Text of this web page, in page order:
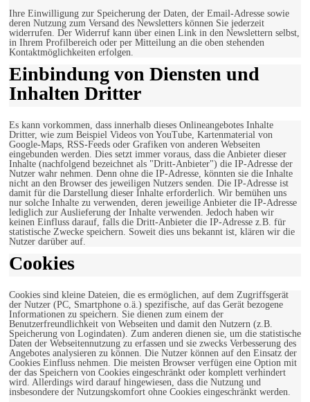
Ihre Einwilligung zur Speicherung der Daten, der Email-Adresse sowie
deren Nutzung zum Versand des Newsletters können Sie jederzeit
widerrufen. Der Widerruf kann über einen Link in den Newslettern selbst,
in Ihrem Profilbereich oder per Mitteilung an die oben stehenden
Kontaktmöglichkeiten erfolgen.
Einbindung von Diensten und
Inhalten Dritter
Es kann vorkommen, dass innerhalb dieses Onlineangebotes Inhalte
Dritter, wie zum Beispiel Videos von YouTube, Kartenmaterial von
Google-Maps, RSS-Feeds oder Grafiken von anderen Webseiten
eingebunden werden. Dies setzt immer voraus, dass die Anbieter dieser
Inhalte (nachfolgend bezeichnet als "Dritt-Anbieter") die IP-Adresse der
Nutzer wahr nehmen. Denn ohne die IP-Adresse, könnten sie die Inhalte
nicht an den Browser des jeweiligen Nutzers senden. Die IP-Adresse ist
damit für die Darstellung dieser Inhalte erforderlich. Wir bemühen uns
nur solche Inhalte zu verwenden, deren jeweilige Anbieter die IP-Adresse
lediglich zur Auslieferung der Inhalte verwenden. Jedoch haben wir
keinen Einfluss darauf, falls die Dritt-Anbieter die IP-Adresse z.B. für
statistische Zwecke speichern. Soweit dies uns bekannt ist, klären wir die
Nutzer darüber auf.
Cookies
Cookies sind kleine Dateien, die es ermöglichen, auf dem Zugriffsgerät
der Nutzer (PC, Smartphone o.ä.) spezifische, auf das Gerät bezogene
Informationen zu speichern. Sie dienen zum einem der
Benutzerfreundlichkeit von Webseiten und damit den Nutzern (z.B.
Speicherung von Logindaten). Zum anderen dienen sie, um die statistische
Daten der Webseitennutzung zu erfassen und sie zwecks Verbesserung des
Angebotes analysieren zu können. Die Nutzer können auf den Einsatz der
Cookies Einfluss nehmen. Die meisten Browser verfügen eine Option mit
der das Speichern von Cookies eingeschränkt oder komplett verhindert
wird. Allerdings wird darauf hingewiesen, dass die Nutzung und
insbesondere der Nutzungskomfort ohne Cookies eingeschränkt werden.